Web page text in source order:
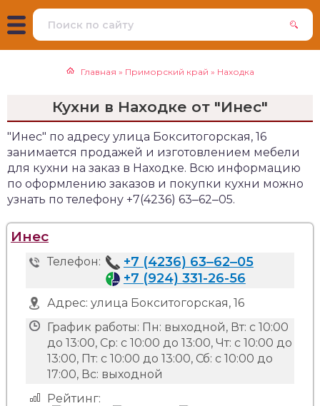
Главная » Приморский край » Находка
Кухни в Находке от "Инес"
"Инес" по адресу улица Бокситогорская, 16
занимается продажей и изготовлением мебели
для кухни на заказ в Находке. Всю информацию
по оформлению заказов и покупки кухни можно
узнать по телефону +7(4236) 63‒62‒05.
Инес
Телефон:
+7 (4236) 63‒62‒05
+7 (924) 331-26-56
Адрес: улица Бокситогорская, 16
График работы: Пн: выходной, Вт: с 10:00
до 13:00, Ср: с 10:00 до 13:00, Чт: с 10:00 до
13:00, Пт: с 10:00 до 13:00, Сб: с 10:00 до
17:00, Вс: выходной
Рейтинг: